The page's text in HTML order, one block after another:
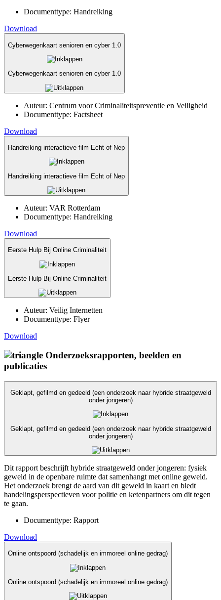
Documenttype: Handreiking
Download
Cyberwegenkaart senioren en cyber 1.0
Cyberwegenkaart senioren en cyber 1.0
Auteur: Centrum voor Criminaliteitspreventie en Veiligheid
Documenttype: Factsheet
Download
Handreiking interactieve film Echt of Nep
Handreiking interactieve film Echt of Nep
Auteur: VAR Rotterdam
Documenttype: Handreiking
Download
Eerste Hulp Bij Online Criminaliteit
Eerste Hulp Bij Online Criminaliteit
Auteur: Veilig Internetten
Documenttype: Flyer
Download
Onderzoeksrapporten, beelden en
publicaties
Geklapt, gefilmd en gedeeld (een onderzoek naar hybride straatgeweld
onder jongeren)
Geklapt, gefilmd en gedeeld (een onderzoek naar hybride straatgeweld
onder jongeren)
Dit rapport beschrijft hybride straatgeweld onder jongeren: fysiek
geweld in de openbare ruimte dat samenhangt met online geweld.
Het onderzoek brengt de aard van dit geweld in kaart en biedt
handelingsperspectieven voor politie en ketenpartners om dit tegen
te gaan.
Documenttype: Rapport
Download
Online ontspoord (schadelijk en immoreel online gedrag)
Online ontspoord (schadelijk en immoreel online gedrag)